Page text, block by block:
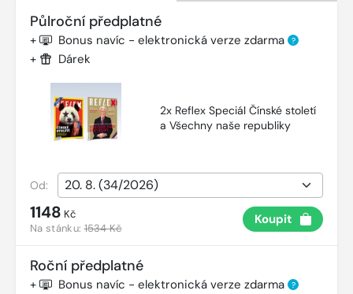
Půlroční předplatné
+ Bonus navíc - elektronická verze zdarma ?
+ Dárek
2x Reflex Speciál Čínské století
a Všechny naše republiky
Od:
1148 Kč
Na stánku:1534 Kč
Koupit
Roční předplatné
+ Bonus navíc - elektronická verze zdarma ?